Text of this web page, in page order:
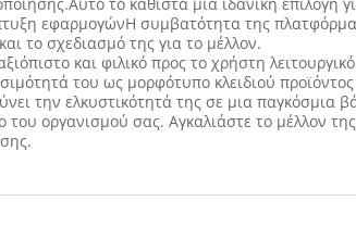
εφαρμογώνΗ συμβατότητα της
το σχεδιασμό της για το μέλλον.
και φιλικό προς το χρήστη
του ως μορφότυπο κλειδιού
την ελκυστικότητά της σε μια παγκόσμια
οργανισμού σας. Αγκαλιάστε το μέλλον